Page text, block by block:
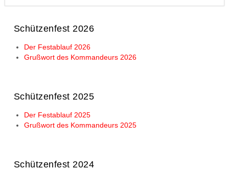
Schützenfest 2026
Der Festablauf 2026
Grußwort des Kommandeurs 2026
Schützenfest 2025
Der Festablauf 2025
Grußwort des Kommandeurs 2025
Schützenfest 2024